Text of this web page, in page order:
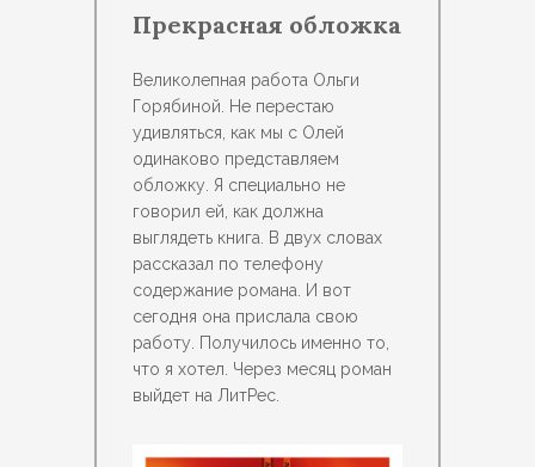
Прекрасная обложка
Великолепная работа Ольги
Горябиной. Не перестаю
удивляться, как мы с Олей
одинаково представляем
обложку. Я специально не
говорил ей, как должна
выглядеть книга. В двух словах
рассказал по телефону
содержание романа. И вот
сегодня она прислала свою
работу. Получилось именно то,
что я хотел. Через месяц роман
выйдет на ЛитРес.